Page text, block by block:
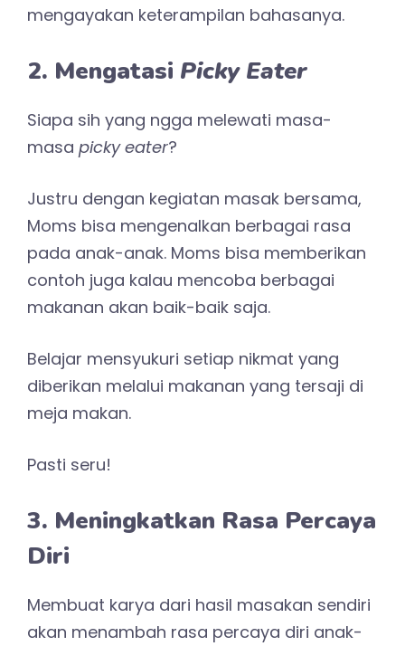
mengayakan keterampilan bahasanya.
2. Mengatasi Picky Eater
Siapa sih yang ngga melewati masa-
masa picky eater?
Justru dengan kegiatan masak bersama,
Moms bisa mengenalkan berbagai rasa
pada anak-anak. Moms bisa memberikan
contoh juga kalau mencoba berbagai
makanan akan baik-baik saja.
Belajar mensyukuri setiap nikmat yang
diberikan melalui makanan yang tersaji di
meja makan.
Pasti seru!
3. Meningkatkan Rasa Percaya
Diri
Membuat karya dari hasil masakan sendiri
akan menambah rasa percaya diri anak-